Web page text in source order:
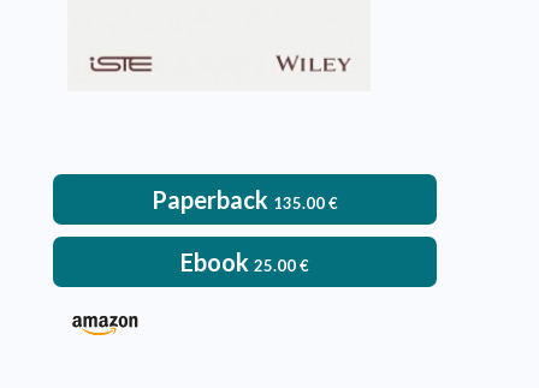
Paperback 135.00€
Ebook25.00€